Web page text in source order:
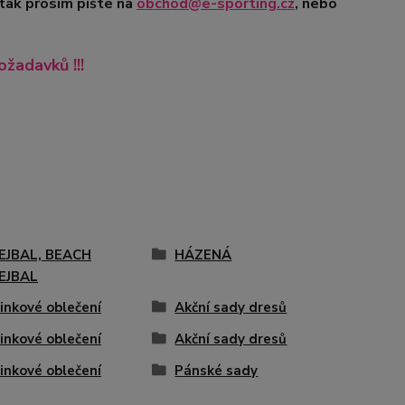
!!!
BEACH
HÁZENÁ
oblečení
Akční sady dresů
oblečení
Akční sady dresů
oblečení
Pánské sady